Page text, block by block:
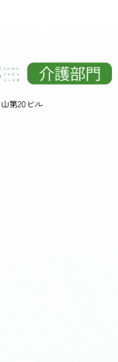
第20ビル